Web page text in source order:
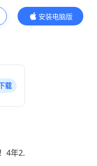
安装电脑版
内容更精彩
载
4年2.